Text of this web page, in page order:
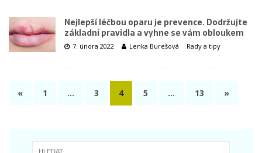
Nejlepší léčbou oparu je prevence. Dodržujte
základní pravidla a vyhne se vám obloukem
7. února 2022 Lenka Burešová Rady a tipy
« 1 … 3 4 5 … 13 »